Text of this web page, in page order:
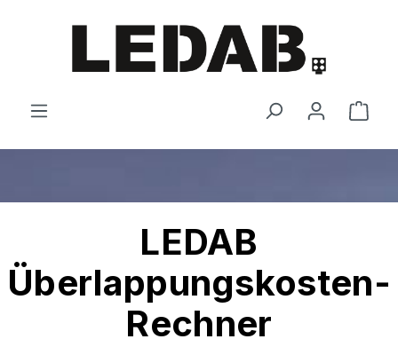
LEDAB
Überlappungskosten-
Rechner